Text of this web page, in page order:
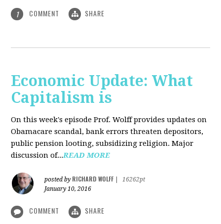
1 COMMENT SHARE
Economic Update: What
Capitalism is
On this week's episode Prof. Wolff provides updates on
Obamacare scandal, bank errors threaten depositors,
public pension looting, subsidizing religion. Major
discussion of...READ MORE
posted by RICHARD WOLFF
16262pt
January 10, 2016
COMMENT SHARE